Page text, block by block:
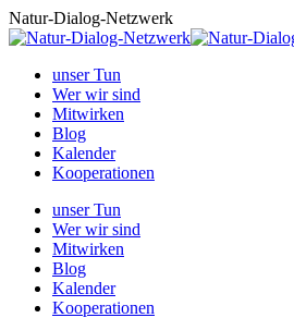
Zum
Inhalt
Natur-Dialog-Netzwerk
unser Tun
Wer wir sind
Mitwirken
Blog
Kalender
Kooperationen
unser Tun
Wer wir sind
Mitwirken
Blog
Kalender
Kooperationen